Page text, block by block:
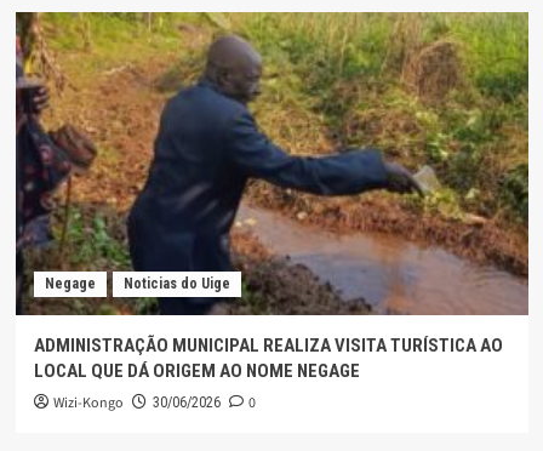
Negage Noticias do Uige
ADMINISTRAÇÃO MUNICIPAL REALIZA VISITA TURÍSTICA AO
LOCAL QUE DÁ ORIGEM AO NOME NEGAGE
Wizi-Kongo 30/06/2026 0